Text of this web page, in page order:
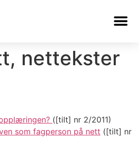
nettekster
([tilt] nr 2/2011)
som fagperson på nett ([tilt] nr